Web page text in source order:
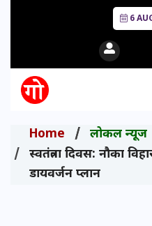
6
Home
लोकल न्यूज
स्वतंत्रता दिवस: नौका
डायवर्जन प्लान